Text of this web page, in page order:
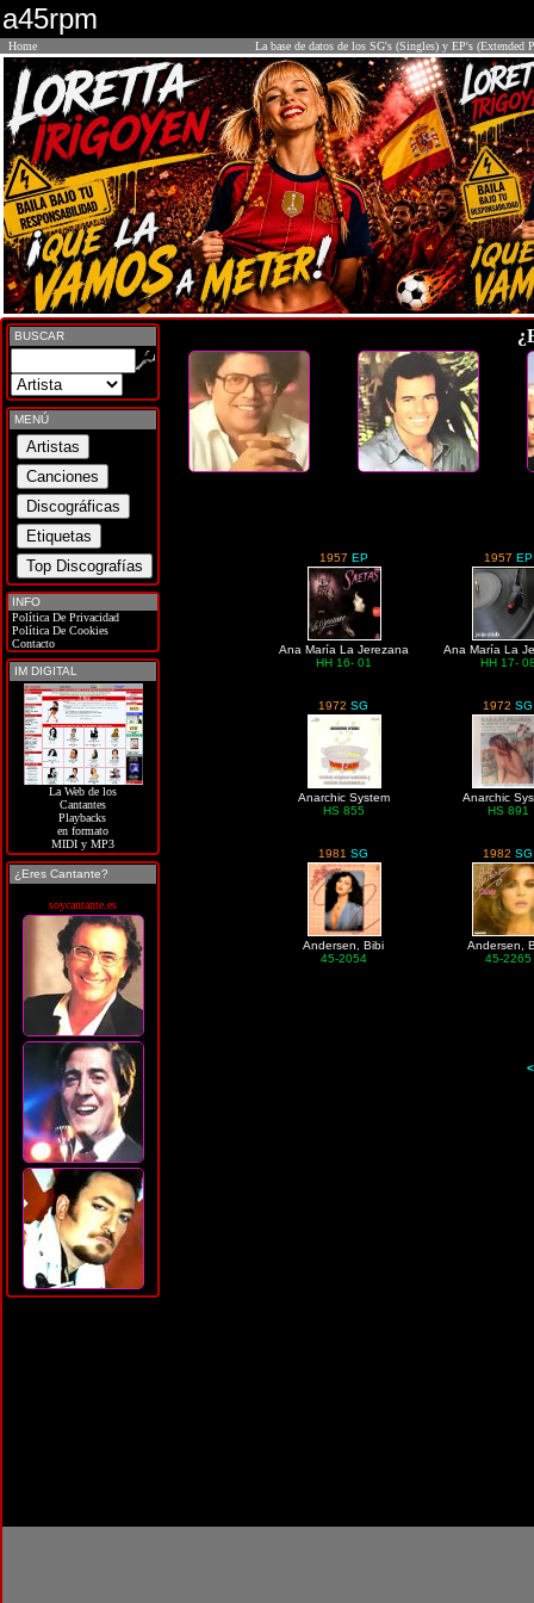
a45rpm
Home La base de datos de los SG's (Singles) y EP's (Extended
BUSCAR
MENÚ
INFO
Política De Privacidad
Política De Cookies
Contacto
IM DIGITAL
La Web de los
Cantantes
Playbacks
en formato
MIDI y MP3
¿Eres Cantante?
soycantante.es
1957 EP
Ana María La Jerezana
HH 16- 01
1957 EP
Ana María La
HH 17-
1972SG
Anarchic System
HS 855
1972SG
Anarchic
HS 891
1981SG
Andersen, Bibi
45-2054
1982SG
Andersen,
45-2265